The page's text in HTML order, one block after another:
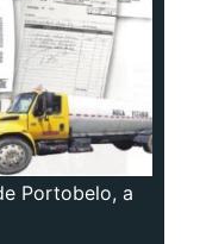
Portobelo, a